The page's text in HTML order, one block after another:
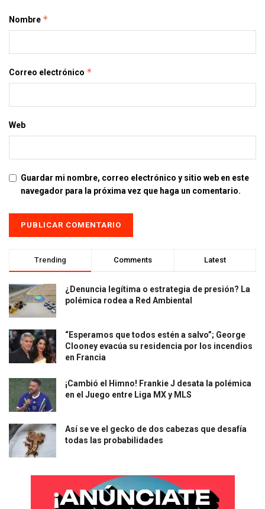
Nombre *
Correo electrónico *
Web
Guardar mi nombre, correo electrónico y sitio web en este
navegador para la próxima vez que haga un comentario.
Trending Comments Latest
¿Denuncia legítima o estrategia de presión? La
polémica rodea a Red Ambiental
“Esperamos que todos estén a salvo”; George
Clooney evacúa su residencia por los incendios
en Francia
¡Cambió el Himno! Frankie J desata la polémica
en el Juego entre Liga MX y MLS
Así se ve el gecko de dos cabezas que desafía
todas las probabilidades